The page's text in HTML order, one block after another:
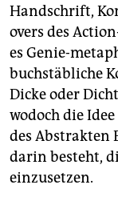
Handschrift,
overs des
es Genie-
buchstäbliche
Dicke oder
wodoch die
des Abstrakten
darin besteht,
einzusetzen.